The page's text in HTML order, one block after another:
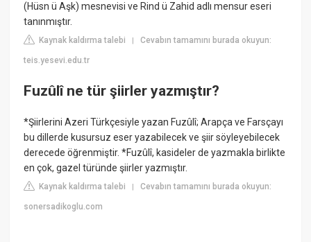
(Hüsn ü Aşk) mesnevisi ve Rind ü Zahid adlı mensur eseri
tanınmıştır.
Kaynak kaldırma talebi |Cevabın tamamını burada okuyun:
teis.yesevi.edu.tr
Fuzûlî ne tür şiirler yazmıştır?
*Şiirlerini Azeri Türkçesiyle yazan Fuzûlî; Arapça ve Farsçayı
bu dillerde kusursuz eser yazabilecek ve şiir söyleyebilecek
derecede öğrenmiştir. *Fuzûlî, kasideler de yazmakla birlikte
en çok, gazel türünde şiirler yazmıştır.
Kaynak kaldırma talebi |Cevabın tamamını burada okuyun:
sonersadikoglu.com